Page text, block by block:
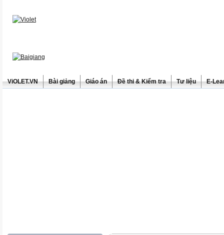
ViOLET.VN Bài giảng Giáo án Đề thi & Kiểm tra Tư liệu E-